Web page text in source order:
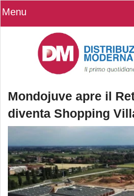
Menu
Mondojuve apre il
diventa Shopping